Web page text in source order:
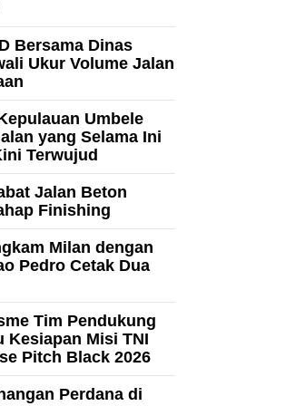
Bersama Dinas
Ukur Volume Jalan
Umbele
yang Selama Ini
Terwujud
Jalan Beton
Finishing
Milan dengan
Pedro Cetak Dua
Tim Pendukung
Kesiapan Misi TNI
Pitch Black 2026
Perdana di